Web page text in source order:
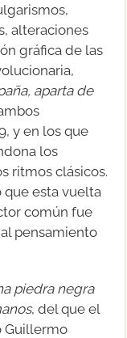
alteraciones
gráfica de las
aparta de
y en los que
los
ritmos clásicos.
esta vuelta
común fue
pensamiento
piedra negra
, del que el
Guillermo